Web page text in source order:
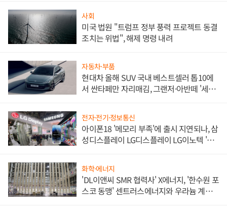
사회
미국 법원 "트럼프 정부 풍력 프로젝트 동결
조치는 위법", 해제 명령 내려
자동차·부품
현대차 올해 SUV 국내 베스트셀러 톱10에
서 싼타페만 자리매김, 그랜저·아반떼 '세단
전자·전기·정보통신
아이폰18 '메모리 부족'에 출시 지연되나, 삼
성디스플레이 LG디스플레이 LG이노텍 '탈
화학·에너지
'DL이앤씨 SMR 협력사' X에너지, '한수원 포
스코 동맹' 센트러스에너지와 우라늄 계약